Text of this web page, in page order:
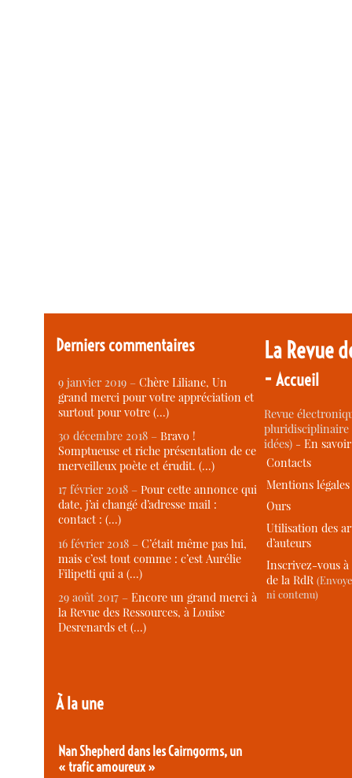
Derniers commentaires
9 janvier 2019 –Chère Liliane, Un
grand merci pour votre appréciation et
surtout pour votre (…)
30 décembre 2018 –Bravo !
Somptueuse et riche présentation de ce
merveilleux poète et érudit. (…)
17 février 2018 –Pour cette annonce qui
date, j’ai changé d’adresse mail :
contact : (…)
16 février 2018 –C’était même pas lui,
mais c’est tout comme : c’est Aurélie
Filipetti qui a (…)
29 août 2017 –Encore un grand merci à
la Revue des Ressources, à Louise
Desrenards et (…)
À la une
Nan Shepherd dans les Cairngorms, un
« trafic amoureux »
La Revue
-Accueil
Revue
idées) -En
Contacts
Mentions légales
Ours
Utilisation des
d’auteurs
Inscrivez-vous
de la RdR
ni contenu)